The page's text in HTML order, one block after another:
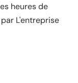
heures de
L'entreprise